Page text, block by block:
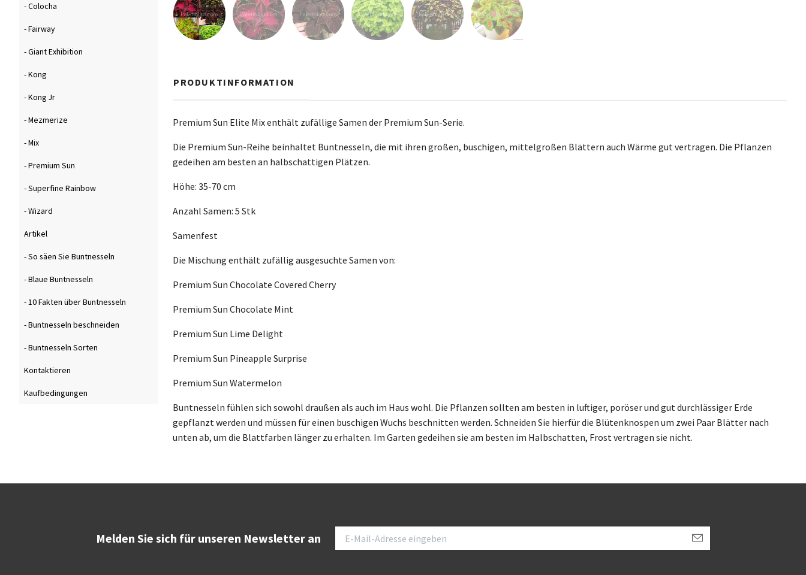
- Colocha
- Fairway
- Giant Exhibition
- Kong
- Kong Jr
- Mezmerize
- Mix
- Premium Sun
- Superfine Rainbow
- Wizard
Artikel
- So säen Sie Buntnesseln
- Blaue Buntnesseln
- 10 Fakten über Buntnesseln
- Buntnesseln beschneiden
- Buntnesseln Sorten
Kontaktieren
Kaufbedingungen
PRODUKTINFORMATION
Premium Sun Elite Mix enthält zufällige Samen der Premium Sun-Serie.
Die Premium Sun-Reihe beinhaltet Buntnesseln, die mit ihren großen, buschigen, mittelgroßen Blättern auch Wärme gut vertragen. Die Pflanzen
gedeihen am besten an halbschattigen Plätzen.
Höhe: 35-70 cm
Anzahl Samen: 5 Stk
Samenfest
Die Mischung enthält zufällig ausgesuchte Samen von:
Premium Sun Chocolate Covered Cherry
Premium Sun Chocolate Mint
Premium Sun Lime Delight
Premium Sun Pineapple Surprise
Premium Sun Watermelon
Buntnesseln fühlen sich sowohl draußen als auch im Haus wohl. Die Pflanzen sollten am besten in luftiger, poröser und gut durchlässiger Erde
gepflanzt werden und müssen für einen buschigen Wuchs beschnitten werden. Schneiden Sie hierfür die Blütenknospen um zwei Paar Blätter nach
unten ab, um die Blattfarben länger zu erhalten. Im Garten gedeihen sie am besten im Halbschatten, Frost vertragen sie nicht.
Melden Sie sich für unseren Newsletter an